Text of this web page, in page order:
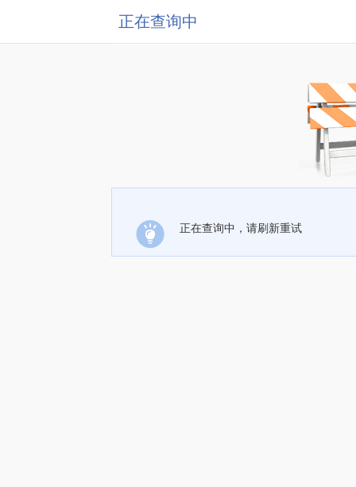
正在查询中
正在查询中，请刷新重试